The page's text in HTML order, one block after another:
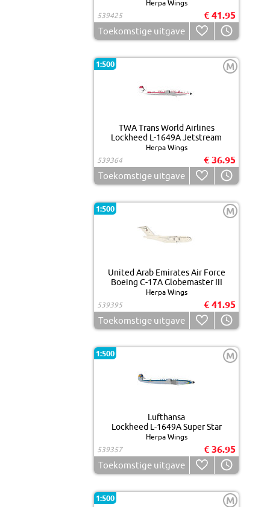
Herpa Wings
539425
€ 41.95
Toekomstige uitgave
1:500 M
TWA Trans World Airlines
Lockheed L-1649A Jetstream
Herpa Wings
539364
€ 36.95
Toekomstige uitgave
1:500 M
United Arab Emirates Air Force
Boeing C-17A Globemaster III
Herpa Wings
539395
€ 41.95
Toekomstige uitgave
1:500 M
Lufthansa
Lockheed L-1649A Super Star
Herpa Wings
539357
€ 36.95
Toekomstige uitgave
1:500 M